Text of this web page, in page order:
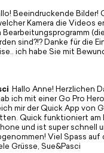
Beeindruckende Bilder!
Kamera die Videos
sind?!? Danke für die
ich habe Sie mit
Hallo Anne! Herzlichen
ich mit einer Go Pro
mir der Quick App von
Quick funktioniert am
und ist super schnell
Viel Spass
Grüsse, Sue&Pasci